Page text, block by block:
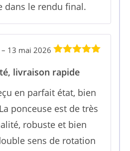
dans le rendu final.
– 13 mai 2026
livraison rapide
en parfait état, bien
ponceuse est de très
robuste et bien
sens de rotation